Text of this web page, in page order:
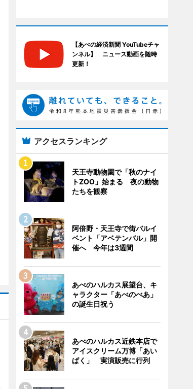
【あべの経済新聞 YouTubeチャ
ンネル】 ニュース動画を随時
更新！
アクセスランキング
天王寺動物園で「秋のナイ
トZOO」始まる 夜の動物
たちを観察
阿倍野・天王寺で街バルイ
ベント「アベテンバル」開
催へ 今年は3週間
あべのハルカス展望台、キ
ャラクター「あべのべあ」
の誕生日祝う
あべのハルカス近鉄本店で
アイスクリーム万博「あい
ぱく」 実演販売に行列